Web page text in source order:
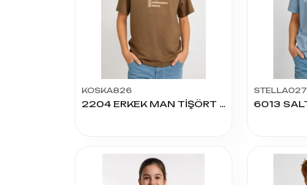
KOSKA826
2204 ERKEK MAN TİŞÖRT 9/12 YAŞ
STELLA027